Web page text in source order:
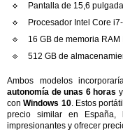
Pantalla de 15,6
Procesador Intel Core
16 GB de memoria RAM
512 GB de
Ambos modelos
autonomía de unas 6 horas
conWindows 10. Estos
precio similar en
impresionantes y ofrecer